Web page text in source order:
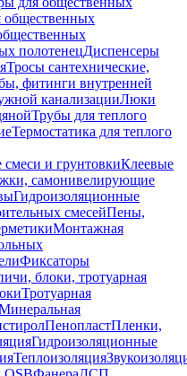
общественных
полотенецДиспенсеры
Тросы сантехнические,
фитинги внутренней
канализацииЛюки
Трубы для теплого
Термостатика для теплого
и грунтовкиКлеевые
самонивелирующие
Гидроизоляционные
смесейПены,
Монтажная
Фиксаторы
блоки, тротуарная
Тротуарная
ПенопластПленки,
Гидроизоляционные
Теплоизоляция